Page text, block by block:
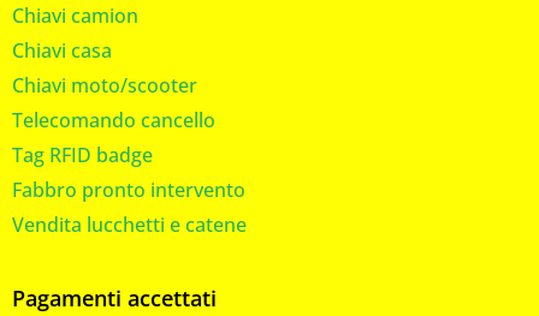
Chiavi camion
Chiavi casa
Chiavi moto/scooter
Telecomando cancello
Tag RFID badge
Fabbro pronto intervento
Vendita lucchetti e catene
Pagamenti accettati